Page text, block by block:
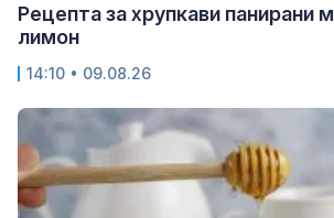
Рецепта за хрупкави панирани
лимон
14:10 • 09.08.26